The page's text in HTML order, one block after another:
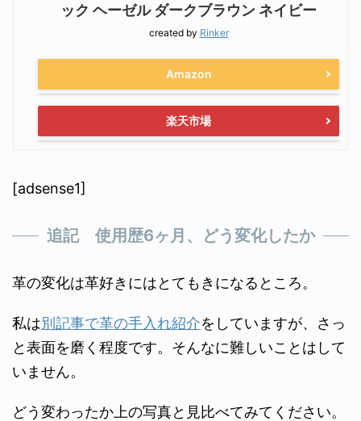
ック ヘーゼル ダークブラウン ネイビー
created by Rinker
Amazon
楽天市場
[adsense1]
追記 使用歴6ヶ月、どう変化したか
革の変化は革好きにはとてもきになるところ。
私は別記事で革の手入れ紹介をしていますが、さっ
と表面を磨く程度です。そんなに難しいことはして
いません。
どう変わったか上の写真と見比べてみてください。